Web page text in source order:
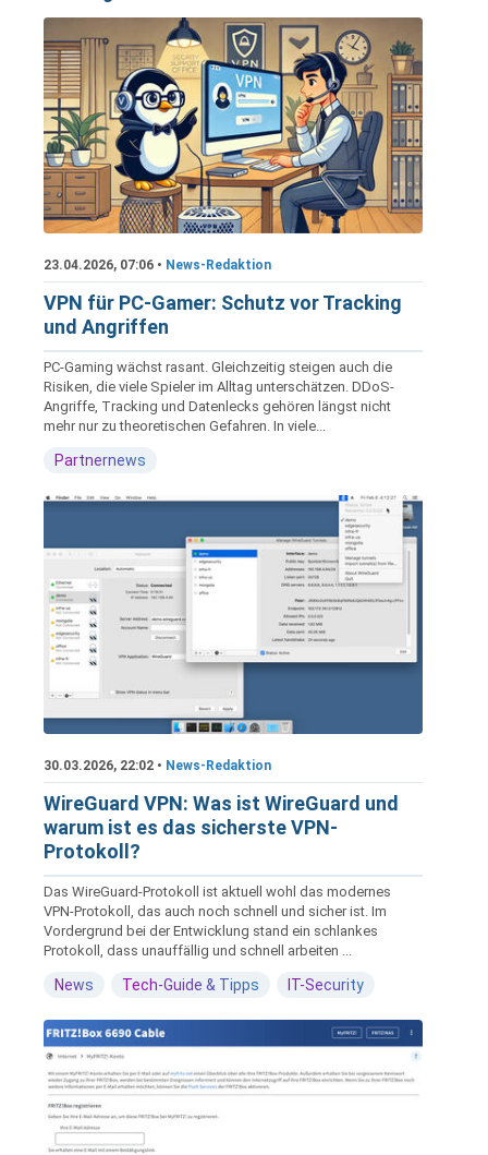
23.04.2026, 07:06 • News-Redaktion
VPN für PC-Gamer: Schutz vor Tracking
und Angriffen
PC-Gaming wächst rasant. Gleichzeitig steigen auch die
Risiken, die viele Spieler im Alltag unterschätzen. DDoS-
Angriffe, Tracking und Datenlecks gehören längst nicht
mehr nur zu theoretischen Gefahren. In viele...
Partnernews
30.03.2026, 22:02 • News-Redaktion
WireGuard VPN: Was ist WireGuard und
warum ist es das sicherste VPN-
Protokoll?
Das WireGuard-Protokoll ist aktuell wohl das modernes
VPN-Protokoll, das auch noch schnell und sicher ist. Im
Vordergrund bei der Entwicklung stand ein schlankes
Protokoll, dass unauffällig und schnell arbeiten ...
News Tech-Guide & Tipps IT-Security